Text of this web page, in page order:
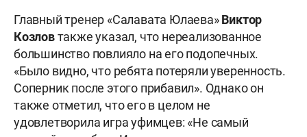
Главный тренер «Салавата Юлаева»Виктор
Козловтакже указал, что нереализованное
большинство повлияло на его подопечных.
«Было видно, что ребята потеряли уверенность.
Соперник после этого прибавил». Однако он
также отметил, что его в целом не
удовлетворила игра уфимцев: «Не самый